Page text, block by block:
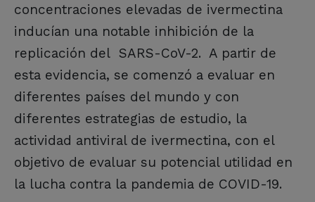
concentraciones elevadas de ivermectina
inducían una notable inhibición de la
replicación del SARS-CoV-2. A partir de
esta evidencia, se comenzó a evaluar en
diferentes países del mundo y con
diferentes estrategias de estudio, la
actividad antiviral de ivermectina, con el
objetivo de evaluar su potencial utilidad en
la lucha contra la pandemia de COVID-19.